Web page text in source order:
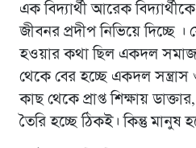
এক বিদ্যার্থী আরেক
জীবনর প্রদীপ নিভিয়ে দিচ্ছে ।
হওয়ার কথা ছিল একদল
থেকে বের হচ্ছে একদল সন্ত্রাস
কাছ থেকে প্রাপ্ত শিক্ষায়
তৈরি হচ্ছে ঠিকই। কিন্তু মানুষ